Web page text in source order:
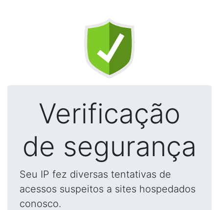
Verificação
de segurança
Seu IP fez diversas tentativas de
acessos suspeitos a sites hospedados
conosco.